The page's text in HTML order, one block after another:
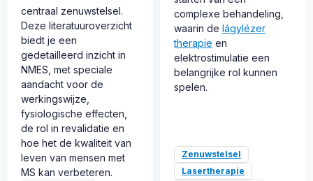
centraal zenuwstelsel.
Deze literatuuroverzicht
biedt je een
gedetailleerd inzicht in
NMES, met speciale
aandacht voor de
werkingswijze,
fysiologische effecten,
de rol in revalidatie en
hoe het de kwaliteit van
leven van mensen met
MS kan verbeteren.
complexe behandeling,
waarin de lágylézer
therapie en
elektrostimulatie een
belangrijke rol kunnen
spelen.
Zenuwstelsel
Lasertherapie